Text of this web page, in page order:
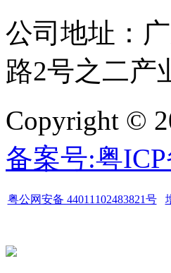
公司地址：
路2号之二产
Copyright ©
备案号:粤
粤公网安备 44011102483821号